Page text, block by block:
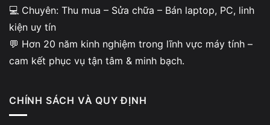
Nội dung
💻 Chuyên: Thu mua – Sửa chữa – Bán laptop, PC, linh
kiện uy tín
💬 Hơn 20 năm kinh nghiệm trong lĩnh vực máy tính –
cam kết phục vụ tận tâm & minh bạch.
CHÍNH SÁCH VÀ QUY ĐỊNH